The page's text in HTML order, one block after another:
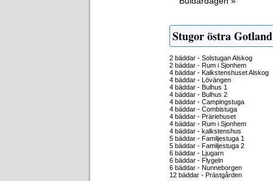
Stugor östra Gotland
2 bäddar - Solstugan Alskog
2 bäddar - Rum i Sjonhem
4 bäddar - Kalkstenshuset Alskog
4 bäddar - Lövängen
4 bäddar - Bulhus 1
4 bäddar - Bulhus 2
4 bäddar - Campingstuga
4 bäddar - Combistuga
4 bäddar - Präriehuset
4 bäddar - Rum i Sjonhem
4 bäddar - kalkstenshus
5 bäddar - Familjestuga 1
5 bäddar - Familjestuga 2
6 bäddar - Ljugarn
6 bäddar - Flygeln
6 bäddar - Nunneborgen
12 bäddar - Prästgården